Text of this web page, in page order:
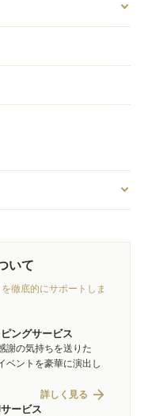
いて
徹底的にサポートしま
ングサービス
謝の気持ちを送りた
ベントを豪華に演出し
詳しく見る arrow_forward
ービス